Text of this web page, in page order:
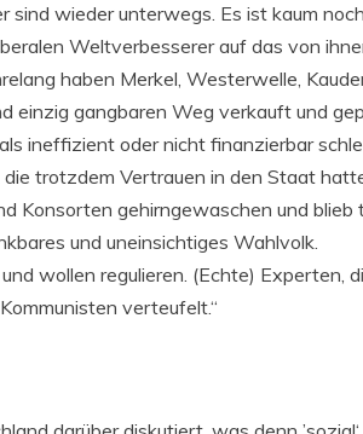
sind wieder unterwegs. Es ist kaum
Weltverbesserer auf das von
haben Merkel, Westerwelle,
einzig gangbaren Weg verkauft und
ineffizient oder nicht finanzierbar
trotzdem Vertrauen in den Staat
Konsorten gehirngewaschen und blieb
und uneinsichtiges Wahlvolk.
wollen regulieren. (Echte) Experten,
verteufelt.“